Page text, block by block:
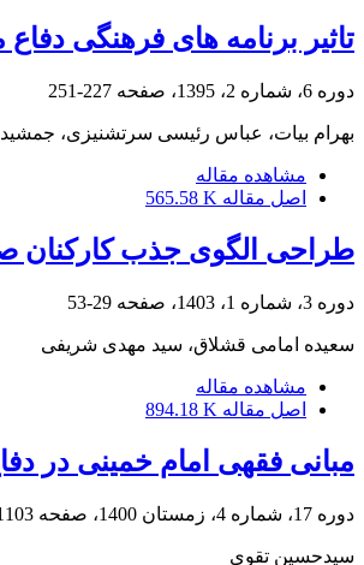
تاثیر برنامه های فرهنگی
دوره 6، شماره 2، 1395، صفحه 227-251
بهرام بیات، عباس رئیسی سرتشنیزی،
مشاهده مقاله
اصل مقاله 565.58 K
طراحی الگوی جذب کارکنان
دوره 3، شماره 1، 1403، صفحه 29-53
سعیده امامی قشلاق، سید مهدی شریفی
مشاهده مقاله
اصل مقاله 894.18 K
مبانی فقهی امام خمینی در
دوره 17، شماره 4، زمستان 1400، صفحه 1132
سیدحسین تقوی